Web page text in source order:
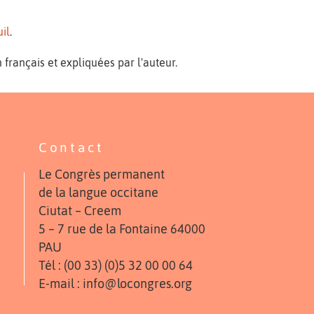
et expliquées par l'auteur.
Contact
Le Congrès permanent
de la langue occitane
Ciutat – Creem
5 – 7 rue de la Fontaine 64000
PAU
Tél : (00 33) (0)5 32 00 00 64
E-mail : info@locongres.org